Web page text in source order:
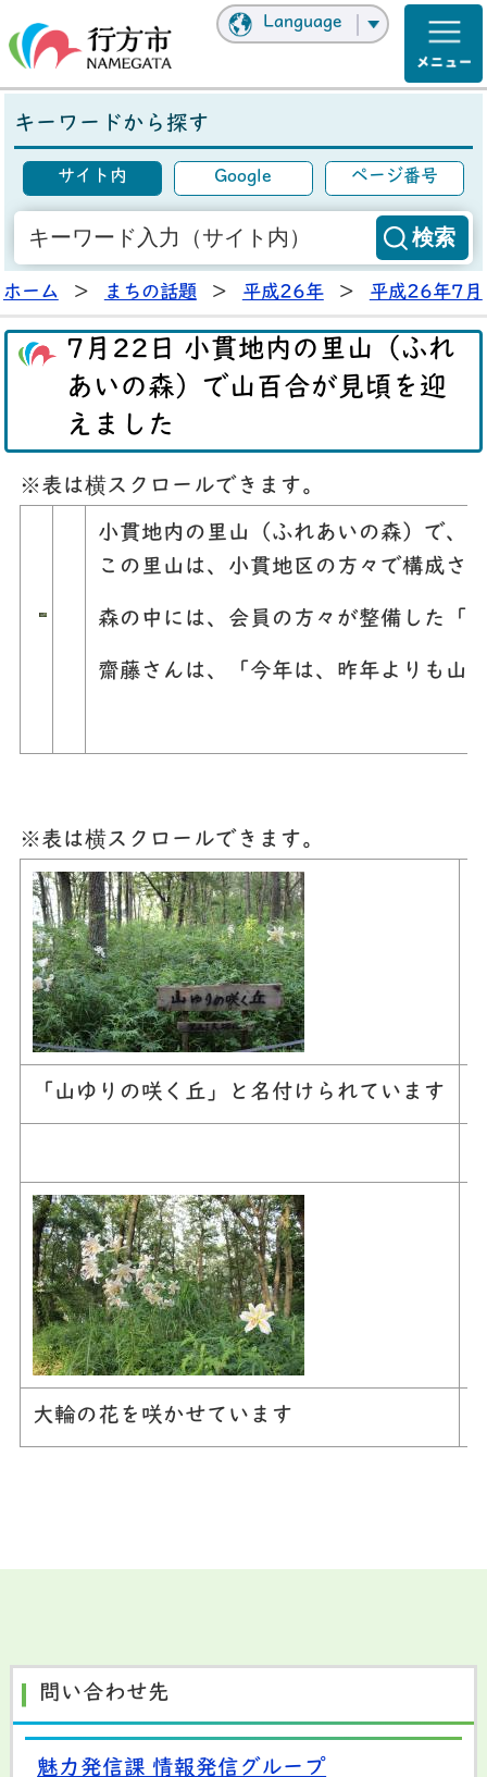
Language
キーワードから探す
サイト内 Google ページ番号
ホーム > まちの話題 > 平成26年 > 平成26年7月
7月22日 小貫地内の里山（ふれ
あいの森）で山百合が見頃を迎
えました
※表は横スクロールできます。
小貫地内の里山（ふれあいの森）で、
この里山は、小貫地区の方々で構成さ
森の中には、会員の方々が整備した「
齋藤さんは、「今年は、昨年よりも山
※表は横スクロールできます。
「山ゆりの咲く丘」と名付けられています
大輪の花を咲かせています
問い合わせ先
魅力発信課 情報発信グループ